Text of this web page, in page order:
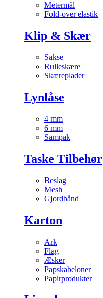
Metermål
Fold-over elastik
Klip & Skær
Sakse
Rulleskære
Skæreplader
Lynlåse
4 mm
6 mm
Sampak
Taske Tilbehør
Beslag
Mesh
Gjordbånd
Karton
Ark
Flag
Æsker
Papskabeloner
Papirprodukter